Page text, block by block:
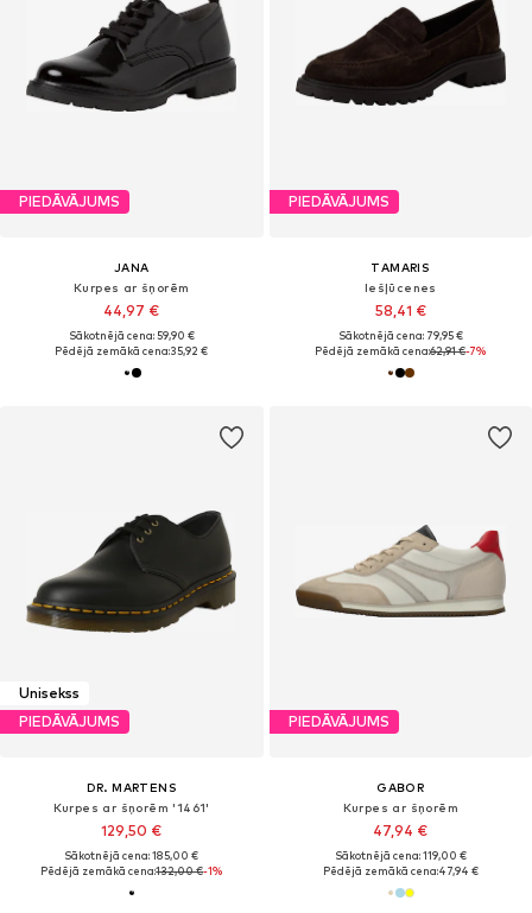
PIEDĀVĀJUMS
JANA
Kurpes ar šņorēm
44,97 €
Sākotnējā cena: 59,90 €
Pēdējā zemākā cena:35,92 €
PIEDĀVĀJUMS
TAMARIS
Iešļūcenes
58,41 €
Sākotnējā cena: 79,95 €
Pēdējā zemākā cena:62,91 €-7%
Unisekss
PIEDĀVĀJUMS
DR. MARTENS
Kurpes ar šņorēm '1461'
129,50 €
Sākotnējā cena: 185,00 €
Pēdējā zemākā cena:132,00 €-1%
PIEDĀVĀJUMS
GABOR
Kurpes ar šņorēm
47,94 €
Sākotnējā cena: 119,00 €
Pēdējā zemākā cena:47,94 €